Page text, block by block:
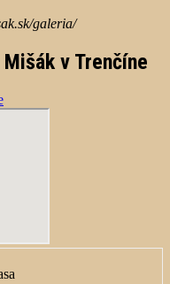
galeria/
v Trenčíne